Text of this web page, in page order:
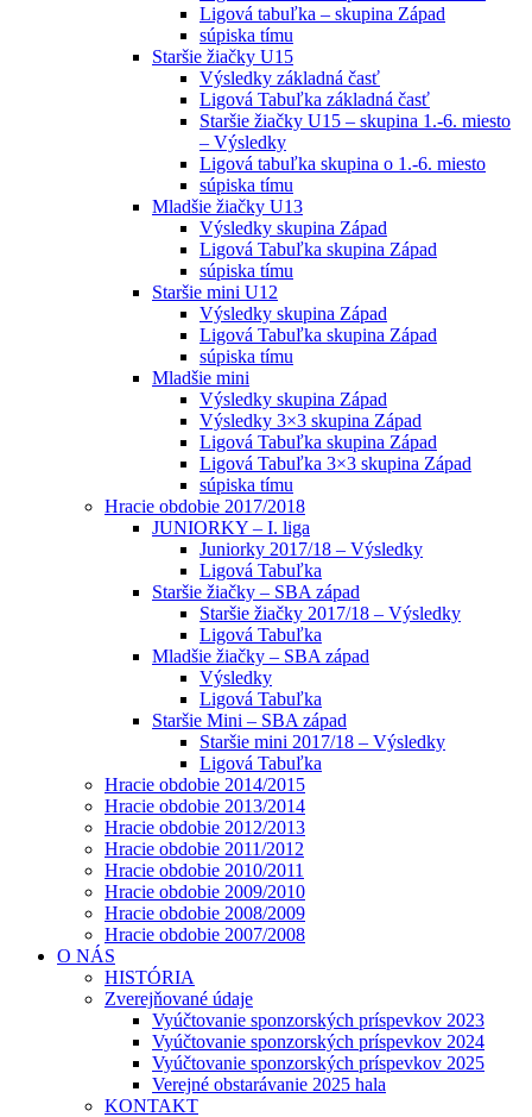
Ligová tabuľka – skupina Západ
súpiska tímu
Staršie žiačky U15
Výsledky základná časť
Ligová Tabuľka základná časť
Staršie žiačky U15 – skupina 1.-6. miesto
– Výsledky
Ligová tabuľka skupina o 1.-6. miesto
súpiska tímu
Mladšie žiačky U13
Výsledky skupina Západ
Ligová Tabuľka skupina Západ
súpiska tímu
Staršie mini U12
Výsledky skupina Západ
Ligová Tabuľka skupina Západ
súpiska tímu
Mladšie mini
Výsledky skupina Západ
Výsledky 3×3 skupina Západ
Ligová Tabuľka skupina Západ
Ligová Tabuľka 3×3 skupina Západ
súpiska tímu
Hracie obdobie 2017/2018
JUNIORKY – I. liga
Juniorky 2017/18 – Výsledky
Ligová Tabuľka
Staršie žiačky – SBA západ
Staršie žiačky 2017/18 – Výsledky
Ligová Tabuľka
Mladšie žiačky – SBA západ
Výsledky
Ligová Tabuľka
Staršie Mini – SBA západ
Staršie mini 2017/18 – Výsledky
Ligová Tabuľka
Hracie obdobie 2014/2015
Hracie obdobie 2013/2014
Hracie obdobie 2012/2013
Hracie obdobie 2011/2012
Hracie obdobie 2010/2011
Hracie obdobie 2009/2010
Hracie obdobie 2008/2009
Hracie obdobie 2007/2008
O NÁS
HISTÓRIA
Zverejňované údaje
Vyúčtovanie sponzorských príspevkov 2023
Vyúčtovanie sponzorských príspevkov 2024
Vyúčtovanie sponzorských príspevkov 2025
Verejné obstarávanie 2025 hala
KONTAKT